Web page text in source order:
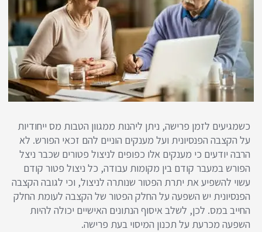
כשמגיעים לזמן פרישה, ניתן ליהנות ממגוון הטבות מס ייחודיות
על הקצבה הפנסיונית ועל מענקים הוניים להם זכאי הפורש. לא
הרבה יודעים כי מענקים אלו כפופים לניצול פטורים שכבר ניצל
הפורש במעבר קודם בין מקומות עבודה, כל ניצול פטור קודם
עשוי להשפיע את יתרת הפטור שנותרה לניצול, וכי לגובה הקצבה
הפנסיונית יש השפעה על החלק הפטור של הקצבה לעומת החלק
החייב במס. לכן, לשלב איסוף הנתונים האישיים יכולה להיות
השפעה מכרעת על תכנון המיסוי בעת פרישה.